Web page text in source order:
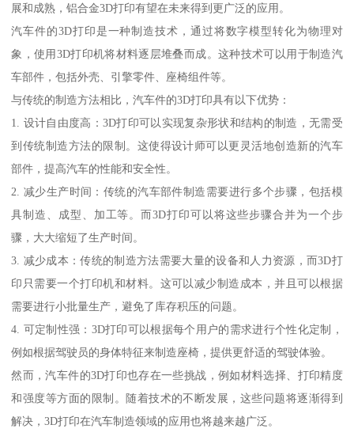
展和成熟，铝合金3D打印有望在未来得到更广泛的应用。
汽车件的3D打印是一种制造技术，通过将数字模型转化为物理对
象，使用3D打印机将材料逐层堆叠而成。这种技术可以用于制造汽
车部件，包括外壳、引擎零件、座椅组件等。
与传统的制造方法相比，汽车件的3D打印具有以下优势：
1. 设计自由度高：3D打印可以实现复杂形状和结构的制造，无需受
到传统制造方法的限制。这使得设计师可以更灵活地创造新的汽车
部件，提高汽车的性能和安全性。
2. 减少生产时间：传统的汽车部件制造需要进行多个步骤，包括模
具制造、成型、加工等。而3D打印可以将这些步骤合并为一个步
骤，大大缩短了生产时间。
3. 减少成本：传统的制造方法需要大量的设备和人力资源，而3D打
印只需要一个打印机和材料。这可以减少制造成本，并且可以根据
需要进行小批量生产，避免了库存积压的问题。
4. 可定制性强：3D打印可以根据每个用户的需求进行个性化定制，
例如根据驾驶员的身体特征来制造座椅，提供更舒适的驾驶体验。
然而，汽车件的3D打印也存在一些挑战，例如材料选择、打印精度
和强度等方面的限制。随着技术的不断发展，这些问题将逐渐得到
解决，3D打印在汽车制造领域的应用也将越来越广泛。